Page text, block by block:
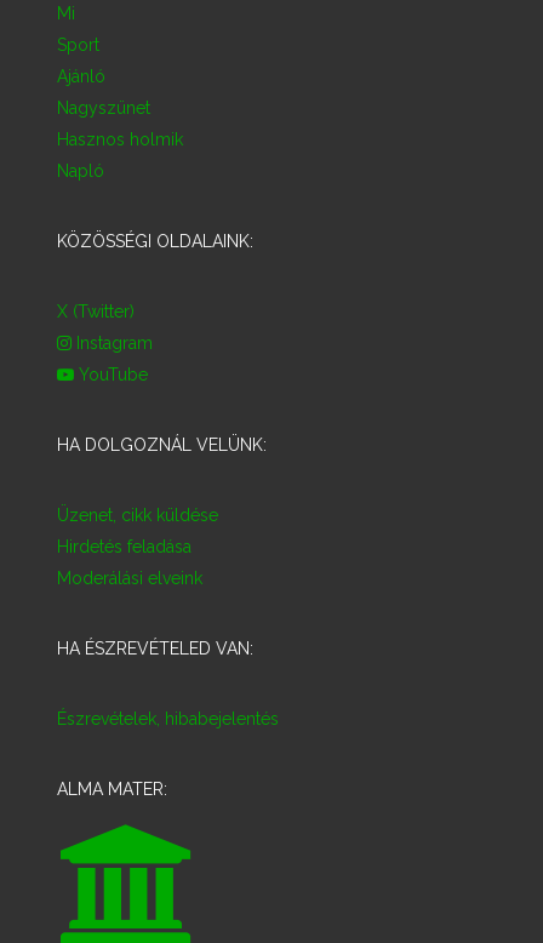
Mi
Sport
Ajánló
Nagyszünet
Hasznos holmik
Napló
KÖZÖSSÉGI OLDALAINK:
X (Twitter)
Instagram
YouTube
HA DOLGOZNÁL VELÜNK:
Üzenet, cikk küldése
Hirdetés feladása
Moderálási elveink
HA ÉSZREVÉTELED VAN:
Észrevételek, hibabejelentés
ALMA MATER: